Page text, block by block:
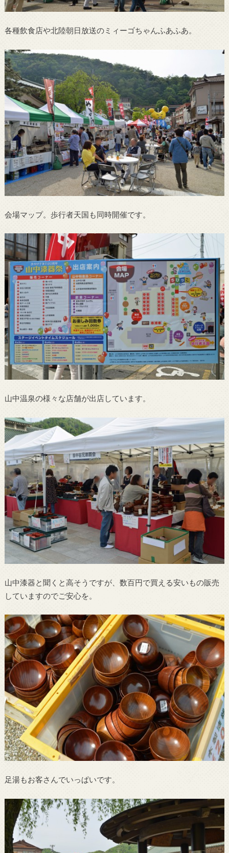
各種飲食店や北陸朝日放送のミィーゴちゃんふあふあ。
会場マップ。歩行者天国も同時開催です。
山中温泉の様々な店舗が出店しています。
山中漆器と聞くと高そうですが、数百円で買える安いもの販売
していますのでご安心を。
足湯もお客さんでいっぱいです。